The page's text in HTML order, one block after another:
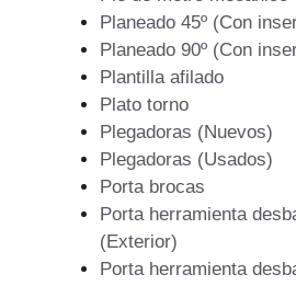
Planeado 45º (Con
Planeado 90º (Con
Plantilla afilado
Plato torno
Plegadoras (Nuevos)
Plegadoras (Usados)
Porta brocas
Porta herramienta
(Exterior)
Porta herramienta